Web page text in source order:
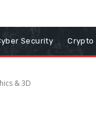
Security Crypto
& 3D